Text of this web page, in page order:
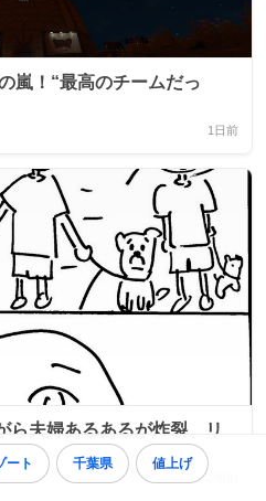
ート 千葉県 値上げ
嵐！“最高のチームだっ
1日前
ら夫婦あるあるが炸裂、リ
3時間前